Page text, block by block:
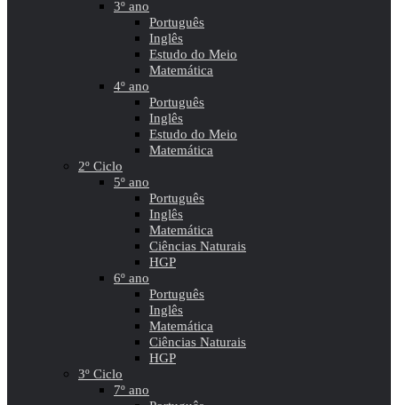
3º ano
Português
Inglês
Estudo do Meio
Matemática
4º ano
Português
Inglês
Estudo do Meio
Matemática
2º Ciclo
5º ano
Português
Inglês
Matemática
Ciências Naturais
HGP
6º ano
Português
Inglês
Matemática
Ciências Naturais
HGP
3º Ciclo
7º ano